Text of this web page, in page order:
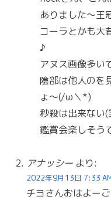
ありました〜
コーラとかも大
♪
アヌス画像多
陰部は他人のを
ょ〜(/ω＼*)
秒殺は出来ない
鑑賞会楽しそ
アナッシー より:
2022年9月13日 7:33
チヨさんおはよー